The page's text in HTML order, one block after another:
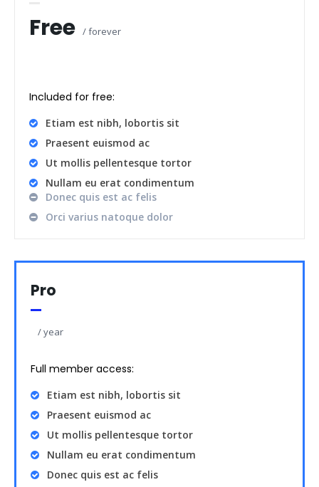
Free / forever
Included for free:
Etiam est nibh, lobortis sit
Praesent euismod ac
Ut mollis pellentesque tortor
Nullam eu erat condimentum
Donec quis est ac felis
Orci varius natoque dolor
Pro
/ year
Full member access:
Etiam est nibh, lobortis sit
Praesent euismod ac
Ut mollis pellentesque tortor
Nullam eu erat condimentum
Donec quis est ac felis